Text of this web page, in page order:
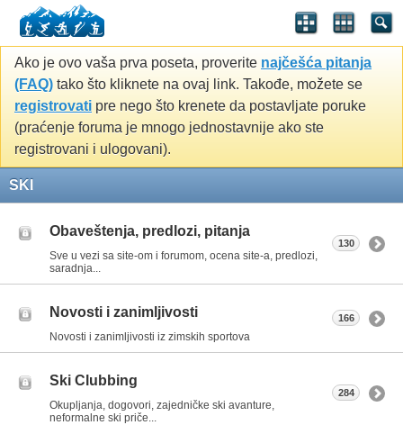
Ako je ovo vaša prva poseta, proverite najčešća pitanja
(FAQ) tako što kliknete na ovaj link. Takođe, možete se
registrovati pre nego što krenete da postavljate poruke
(praćenje foruma je mnogo jednostavnije ako ste
registrovani i ulogovani).
SKI
Obaveštenja, predlozi, pitanja
Sve u vezi sa site-om i forumom, ocena site-a, predlozi,
saradnja...
130
Novosti i zanimljivosti
Novosti i zanimljivosti iz zimskih sportova
166
Ski Clubbing
Okupljanja, dogovori, zajedničke ski avanture,
neformalne ski priče...
284